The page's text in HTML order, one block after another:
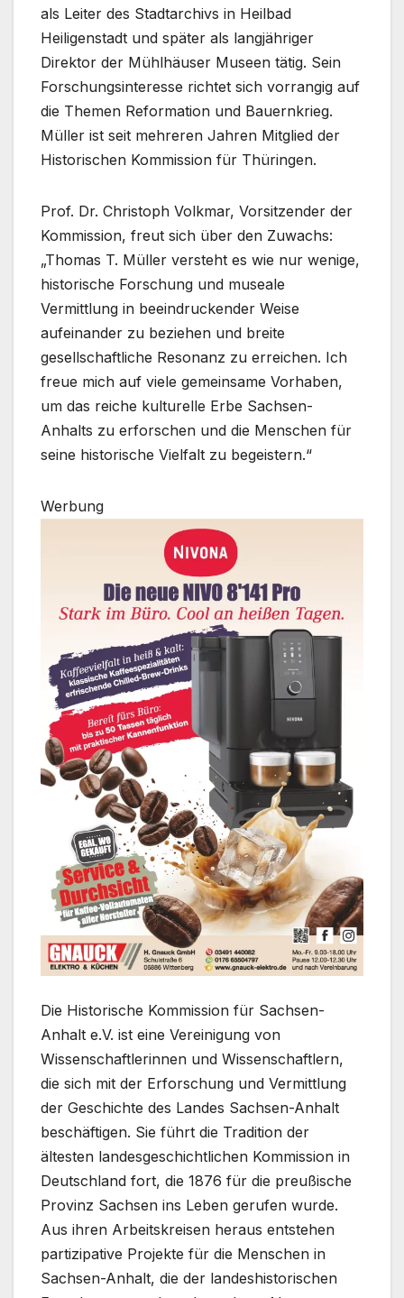
als Leiter des Stadtarchivs in Heilbad
Heiligenstadt und später als langjähriger
Direktor der Mühlhäuser Museen tätig. Sein
Forschungsinteresse richtet sich vorrangig auf
die Themen Reformation und Bauernkrieg.
Müller ist seit mehreren Jahren Mitglied der
Historischen Kommission für Thüringen.
Prof. Dr. Christoph Volkmar, Vorsitzender der
Kommission, freut sich über den Zuwachs:
„Thomas T. Müller versteht es wie nur wenige,
historische Forschung und museale
Vermittlung in beeindruckender Weise
aufeinander zu beziehen und breite
gesellschaftliche Resonanz zu erreichen. Ich
freue mich auf viele gemeinsame Vorhaben,
um das reiche kulturelle Erbe Sachsen-
Anhalts zu erforschen und die Menschen für
seine historische Vielfalt zu begeistern.“
Werbung
Die Historische Kommission für Sachsen-
Anhalt e.V. ist eine Vereinigung von
Wissenschaftlerinnen und Wissenschaftlern,
die sich mit der Erforschung und Vermittlung
der Geschichte des Landes Sachsen-Anhalt
beschäftigen. Sie führt die Tradition der
ältesten landesgeschichtlichen Kommission in
Deutschland fort, die 1876 für die preußische
Provinz Sachsen ins Leben gerufen wurde.
Aus ihren Arbeitskreisen heraus entstehen
partizipative Projekte für die Menschen in
Sachsen-Anhalt, die der landeshistorischen